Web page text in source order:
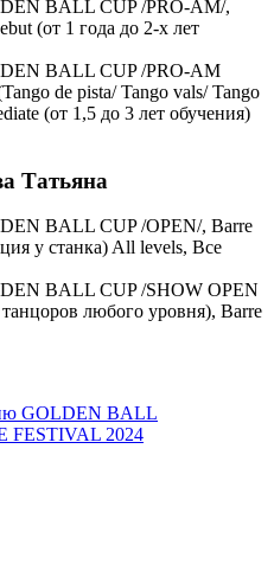
BALL CUP /PRO-AM/,
(от 1 года до 2-х лет
BALL CUP /PRO-AM
de pista/ Tango vals/ Tango
(от 1,5 до 3 лет обучения)
Татьяна
BALL CUP /OPEN/, Barre
у станка) All levels, Все
BALL CUP /SHOW OPEN
любого уровня), Barre
GOLDEN BALL
FESTIVAL 2024